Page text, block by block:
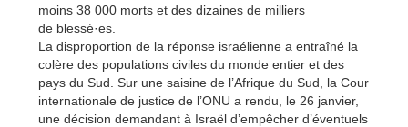
moins 38 000 morts et des dizaines de milliers
de blessé·es.
La disproportion de la réponse israélienne a entraîné la
colère des populations civiles du monde entier et des
pays du Sud. Sur une saisine de l’Afrique du Sud, la Cour
internationale de justice de l’ONU a rendu, le 26 janvier,
une décision demandant à Israël d’empêcher d’éventuels